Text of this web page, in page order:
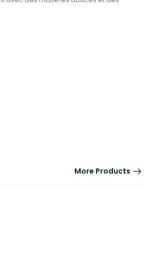
More Products